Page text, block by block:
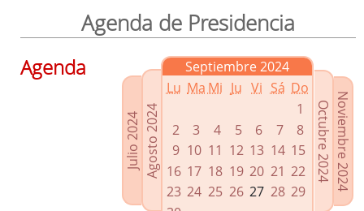
Presidencia
Grupos Políticos
Enlaces relacionados
Agenda de Presidencia
Plenos provinciales y Juntas de gobierno
Agenda de Presidencia
Julio 2024Agosto 2024
Septiembre 2024
Lu Ma Mi Ju Vi Sá Do
1
2
3 4 5 6 7
8
9 10 11 12 13 14 15
16 17 18 19 20 21 22
23 24 25 26 27 28 29
Noviembre 2024
Octubre 2024
Agenda